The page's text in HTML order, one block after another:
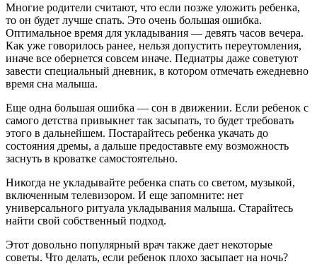
Многие родители считают, что если позже уложить ребенка,
то он будет лучше спать. Это очень большая ошибка.
Оптимальное время для укладывания — девять часов вечера.
Как уже говорилось ранее, нельзя допустить переутомления,
иначе все обернется совсем иначе. Педиатры даже советуют
завести специальный дневник, в котором отмечать ежедневно
время сна малыша.
Еще одна большая ошибка — сон в движении. Если ребенок с
самого детства привыкнет так засыпать, то будет требовать
этого в дальнейшем. Постарайтесь ребенка укачать до
состояния дремы, а дальше предоставьте ему возможность
заснуть в кроватке самостоятельно.
Никогда не укладывайте ребенка спать со светом, музыкой,
включенным телевизором. И еще запомните: нет
универсального ритуала укладывания малыша. Старайтесь
найти свой собственный подход.
Этот довольно популярный врач также дает некоторые
советы. Что делать, если ребенок плохо засыпает на ночь?